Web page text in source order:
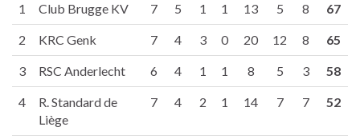
1 Club Brugge KV 7 5 1 1 13 5 8 67
2 KRC Genk 7 4 3 0 20 12 8 65
3 RSC Anderlecht 6 4 1 1 8 5 3 58
4
R. Standard de
Liège
7 4 2 1 14 7 7 52